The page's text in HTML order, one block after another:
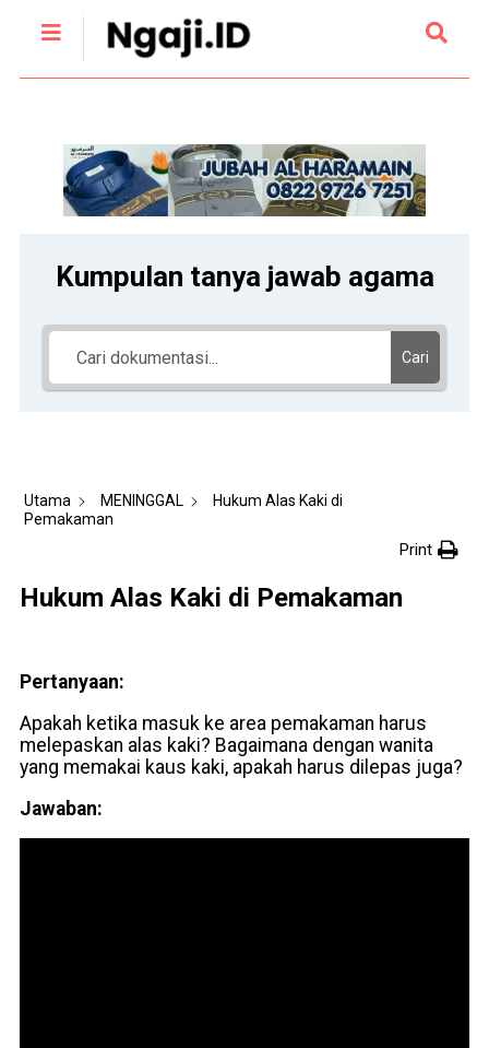
Kumpulan tanya jawab agama
Cari
Utama MENINGGAL
Hukum Alas Kaki di
Pemakaman
Print
Hukum Alas Kaki di Pemakaman
Pertanyaan:
Apakah ketika masuk ke area pemakaman harus
melepaskan alas kaki? Bagaimana dengan wanita
yang memakai kaus kaki, apakah harus dilepas juga?
Jawaban: